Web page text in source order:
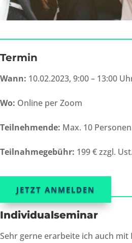
Termin
Wann: 10.02.2023, 9:00 – 13:00
Wo: Online per Zoom
Teilnehmende: Max. 10 Personen
Teilnahmegebühr: 199 € zzgl. Ust.
JETZT ANMELDEN
Individualseminar
Sehr gerne erarbeite ich auch